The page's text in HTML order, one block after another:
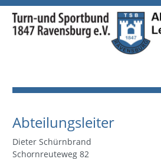
Abteilungsleiter
Dieter Schürnbrand
Schornreuteweg 82